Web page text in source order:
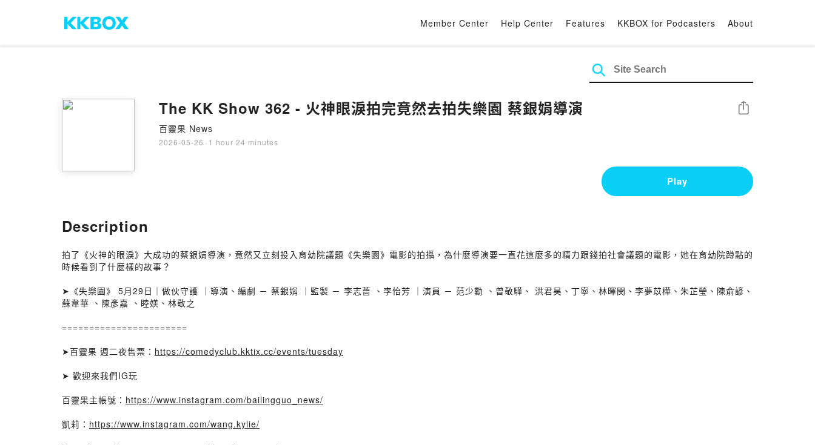
Member Center Help Center Features KKBOX for Podcasters About
The KK Show 362 - 火神眼淚拍完竟然去拍失樂園 蔡銀娟導演
百靈果 News
2026-05-26 · 1 hour 24 minutes
Share
Play
Description
拍了《火神的眼淚》大成功的蔡銀娟導演，竟然又立刻投入育幼院議題《失樂園》電影的拍攝，為什麼導演要一直花這麼多的精力跟錢拍社會議題的電影，她在育幼院蹲點的
時候看到了什麼樣的故事？
➤《失樂園》 5月29日｜做伙守護 ｜導演、編劇 － 蔡銀娟 ｜監製 － 李志薔 、李怡芳 ｜演員 － 范少勳​ 、曾敬驊​、 洪君昊​、丁寧​、林暉閔​、李夢苡樺​、朱芷瑩​、陳俞諺​、
蘇韋華​ 、陳彥嘉 、睦媄​、林敬之
=======================
➤百靈果 週二夜售票： https://comedyclub.kktix.cc/events/tuesday
➤ 歡迎來我們IG玩
百靈果主帳號： https://www.instagram.com/bailingguo_news/
凱莉： https://www.instagram.com/wang.kylie/